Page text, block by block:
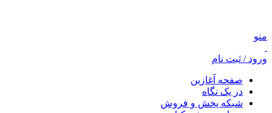
منو
ورود / ثبت نام
صفحه آغازین
در یک نگاه
شبکه پخش و فروش